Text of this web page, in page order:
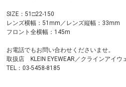
SIZE：51□22-150
レンズ横幅：51mm／レンズ縦幅：33mm
フロント全横幅：145m
お電話でもお問い合わせくださいませ。
取扱店 KLEIN EYEWEAR／クラインアイウ
TEL：03-5458-8185